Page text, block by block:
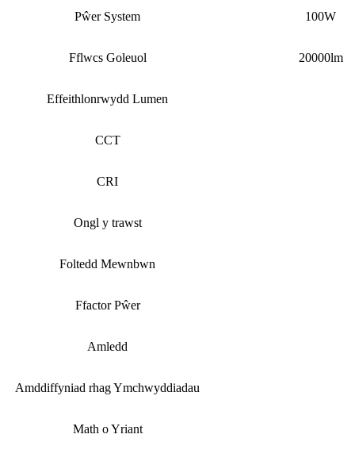
Pŵer System 100W
Fflwcs Goleuol 20000lm
Effeithlonrwydd Lumen
CCT
CRI
Ongl y trawst
Foltedd Mewnbwn
Ffactor Pŵer
Amledd
Amddiffyniad rhag Ymchwyddiadau
Math o Yriant